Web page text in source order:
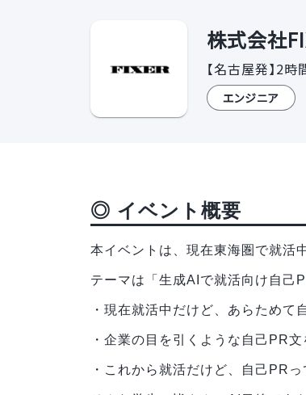
株式会社
【名古屋発】2
エンジニア
◎ イベント概要
本イベントは、現在東海圏で就活
テーマは「生成AIで就活向け自己
・現在就活中だけど、あらためて
・企業の目を引くような自己PR文
・これから就活だけど、自己PR